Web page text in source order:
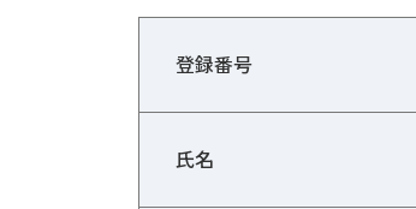
登録番号
氏名